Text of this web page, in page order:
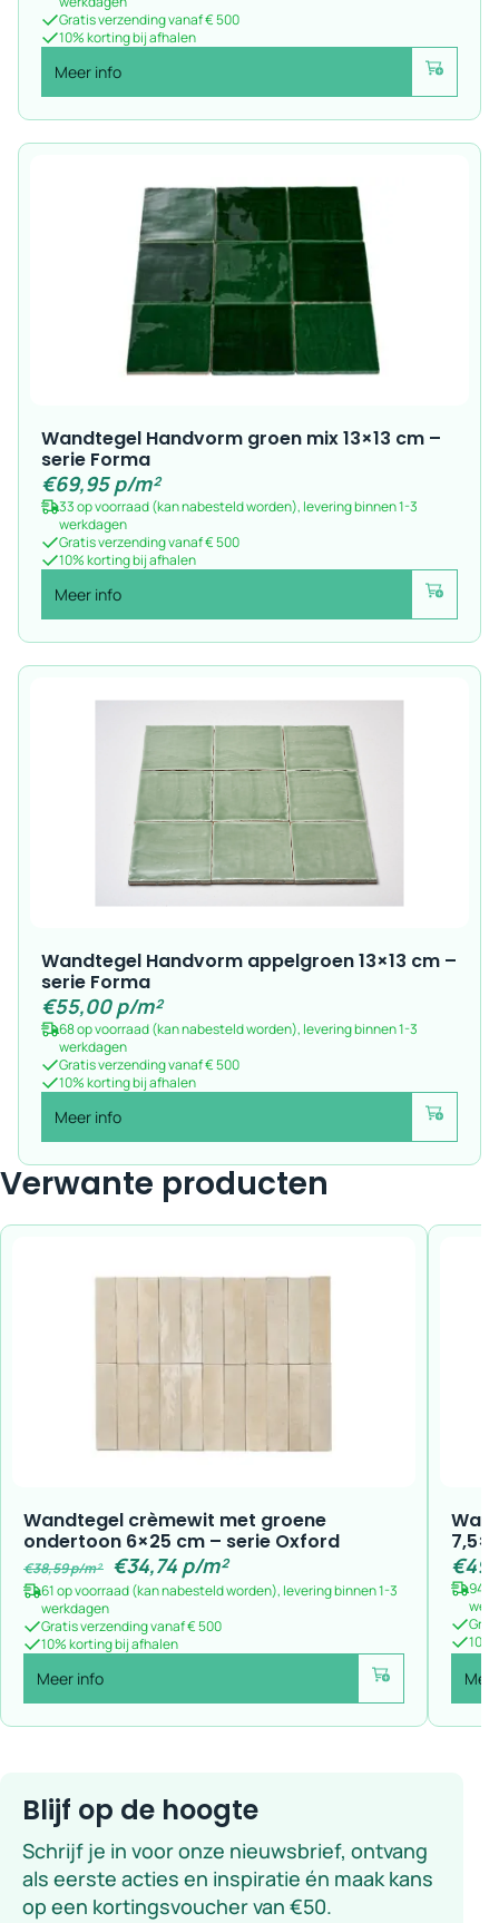
Gratis verzending vanaf € 500
10% korting bij afhalen
Meer info Voeg toe
Wandtegel Handvorm groen mix 13×13 cm –
serie Forma
€69,95p/m²
33 op voorraad (kan nabesteld worden), levering binnen 1-3
werkdagen
Gratis verzending vanaf € 500
10% korting bij afhalen
Meer info Voeg toe
Wandtegel Handvorm appelgroen 13×13 cm –
serie Forma
€55,00p/m²
68 op voorraad (kan nabesteld worden), levering binnen 1-3
werkdagen
Gratis verzending vanaf € 500
10% korting bij afhalen
Meer info Voeg toe
Verwante producten
Wandtegel crèmewit met groene
ondertoon 6×25 cm – serie Oxford
€38,59p/m² €34,74 p/m²
61 op voorraad (kan nabesteld worden), levering binnen 1-3
werkdagen
Gratis verzending vanaf € 500
10% korting bij afhalen
Meer info Voeg toe
€
94
Blijf op de hoogte
Schrijf je in voor onze nieuwsbrief, ontvang
als eerste acties en inspiratie én maak kans
op een kortingsvoucher van €50.